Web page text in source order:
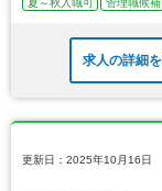
夏～秋入職可
管理職候補
求人の詳細
更新日：2025年10月16日